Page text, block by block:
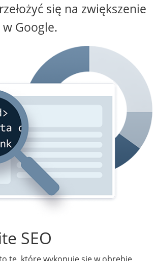
się na zwiększenie
Google.
SEO
te, które wykonuje się w obrębie